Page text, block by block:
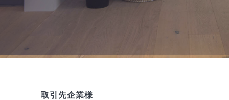
取引先企業様